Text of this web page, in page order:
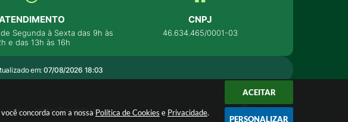
concorda com a nossa Política de Cookies e Privacidade.
ACEITAR
PERSONALIZAR
Segunda à Sexta das 9h às
e das 13h às 16h
CNPJ
46.634.465/0001-03
em: 07/08/2026 18:03
-Instar Tecnologia